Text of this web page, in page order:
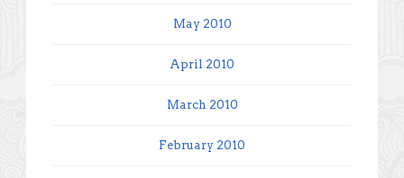
May 2010
April 2010
March 2010
February 2010